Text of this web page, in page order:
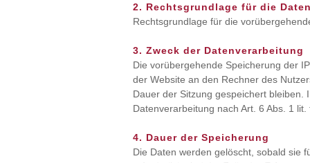
2. Rechtsgrundlage für die
Rechtsgrundlage für die
3. Zweck der Datenverarbeitung
Die vorübergehende Speicherung der
der Website an den Rechner des
Dauer der Sitzung gespeichert
Datenverarbeitung nach Art. 6 Abs. 1 lit.
4. Dauer der Speicherung
Die Daten werden gelöscht, sobald sie